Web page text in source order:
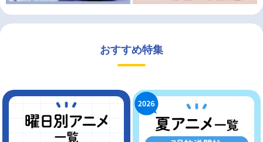
おすすめ特集